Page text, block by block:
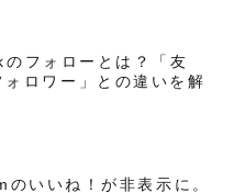
フォローとは？「友
ォロワー」との違いを解
いいね！が非表示に。